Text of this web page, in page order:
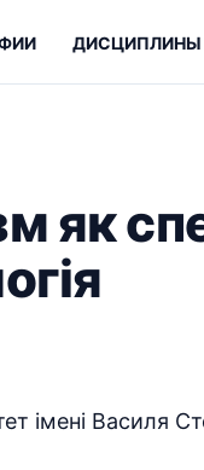
ДИСЦИПЛИНЫ
як
імені Василя